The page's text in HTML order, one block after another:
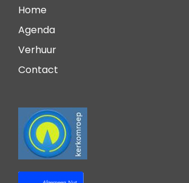
Home
Agenda
Verhuur
Contact